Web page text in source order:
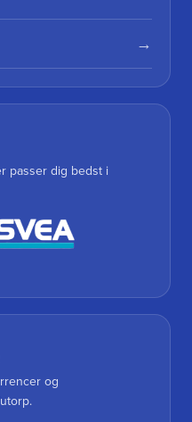
passer dig bedst i
og